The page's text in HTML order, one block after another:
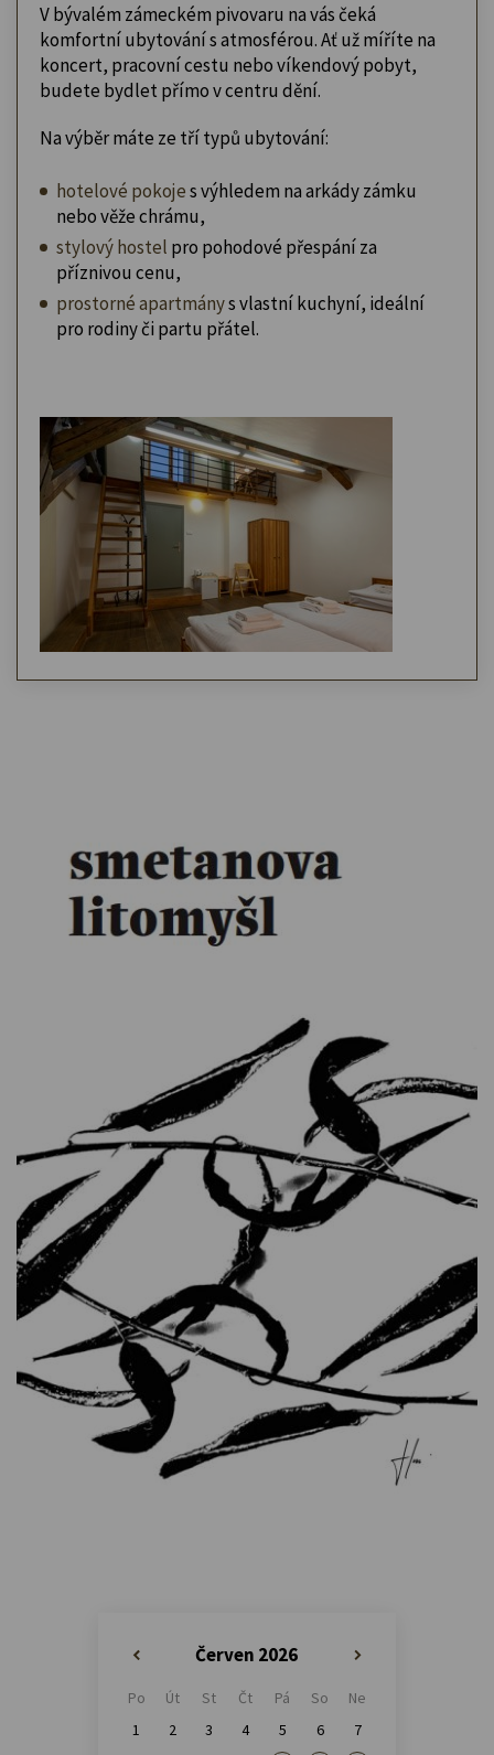
V bývalém zámeckém pivovaru na vás čeká
komfortní ubytování s atmosférou. Ať už míříte na
koncert, pracovní cestu nebo víkendový pobyt,
budete bydlet přímo v centru dění.
Na výběr máte ze tří typů ubytování:
hotelové pokojes výhledem na arkády zámku
nebo věže chrámu,
stylový hostel pro pohodové přespání za
příznivou cenu,
prostorné apartmánys vlastní kuchyní, ideální
pro rodiny či partu přátel.
Červen 2026
Po Út St Čt Pá So
Ne
1
2 3 4 5 6
7